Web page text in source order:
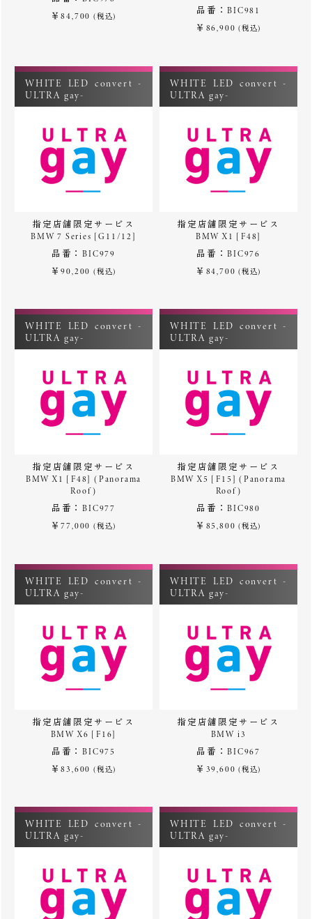
￥84,700(税込)
品番：BIC981
￥86,900(税込)
WHITE LED convert -
ULTRA gay-
指定店舗限定サービス
BMW 7 Series [G11/12]
品番：BIC979
￥90,200(税込)
WHITE LED convert -
ULTRA gay-
指定店舗限定サービス
BMW X1 [F48]
品番：BIC976
￥84,700(税込)
WHITE LED convert -
ULTRA gay-
指定店舗限定サービス
BMW X1 [F48] (Panorama
Roof)
品番：BIC977
￥77,000(税込)
WHITE LED convert -
ULTRA gay-
指定店舗限定サービス
BMW X5 [F15] (Panorama
Roof)
品番：BIC980
￥85,800(税込)
WHITE LED convert -
ULTRA gay-
指定店舗限定サービス
BMW X6 [F16]
品番：BIC975
￥83,600(税込)
WHITE LED convert -
ULTRA gay-
指定店舗限定サービス
BMW i3
品番：BIC967
￥39,600(税込)
WHITE LED convert -
ULTRA gay-
WHITE LED convert -
ULTRA gay-